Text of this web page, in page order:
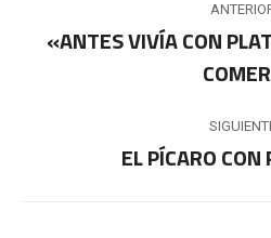
entre
publicaciones
«ANTES VIVÍA CON
EL PÍCARO